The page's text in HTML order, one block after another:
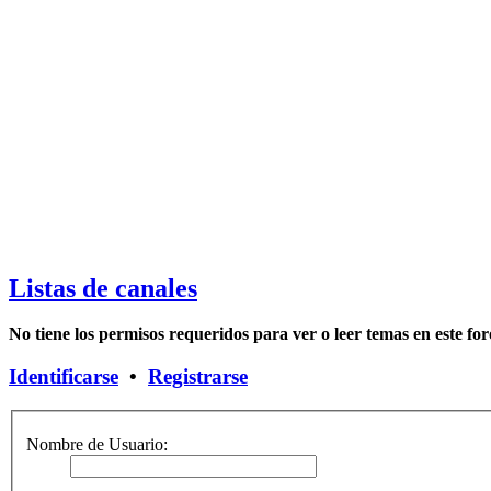
Listas de canales
No tiene los permisos requeridos para ver o leer temas en este
Identificarse • Registrarse
Nombre de Usuario: